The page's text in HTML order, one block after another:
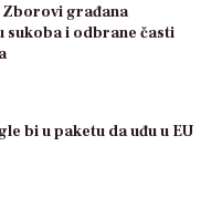
Zborovi građana
sukoba i odbrane časti
bi u paketu da uđu u EU